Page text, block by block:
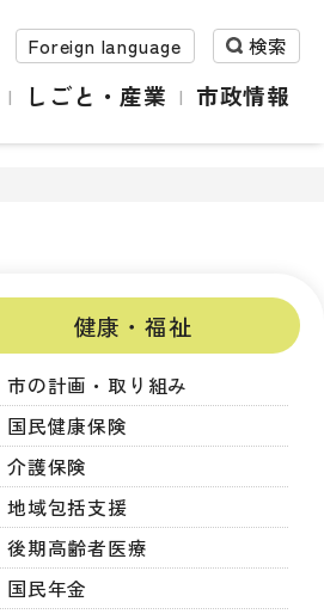
Foreign language 検索
しごと・産業 市政情報
健康・福祉
市の計画・取り組み
国民健康保険
介護保険
地域包括支援
後期高齢者医療
国民年金